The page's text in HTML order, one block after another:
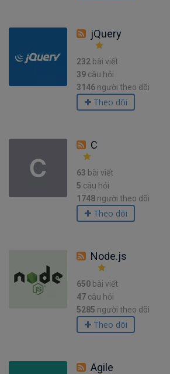
jQuery
232 bài viết
39 câu hỏi
3146 người theo dõi
Theo dõi
C
63 bài viết
5 câu hỏi
1748 người theo dõi
Theo dõi
Node.js
650 bài viết
47 câu hỏi
5285 người theo dõi
Theo dõi
Agile